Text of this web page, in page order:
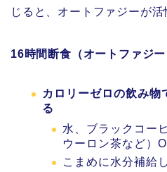
じると、オートファジーが活
16時間断食（オートファジ
カロリーゼロの飲み物
る
水、ブラックコー
ウーロン茶など）
こまめに水分補給